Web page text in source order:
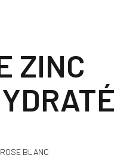
ZINC
BLANC